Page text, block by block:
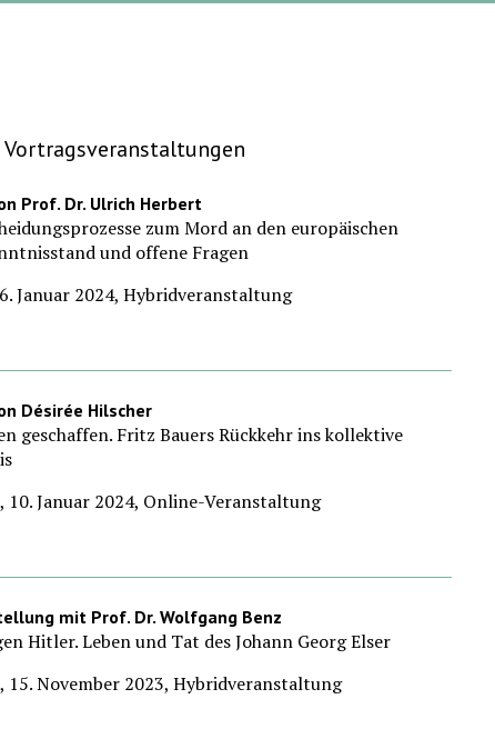
Prof. Dr. Ulrich Herbert
zum Mord an den europäischen
und offene Fragen
Januar 2024, Hybridveranstaltung
Désirée Hilscher
geschaffen. Fritz Bauers Rückkehr ins kollektive
Januar 2024, Online-Veranstaltung
mit Prof. Dr. Wolfgang Benz
Hitler. Leben und Tat des Johann Georg Elser
November 2023, Hybridveranstaltung